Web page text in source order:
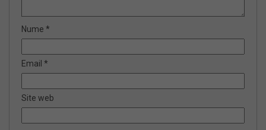
Nume *
Email *
Site web